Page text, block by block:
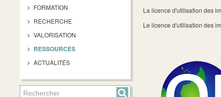
FORMATION
RECHERCHE
VALORISATION
RESSOURCES
ACTUALITÉS
La licence d'utilisation des
Le licence d'utilisation des